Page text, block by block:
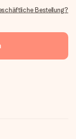
Bestellung?